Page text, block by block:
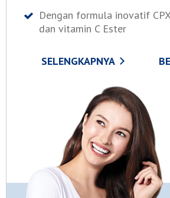
Dengan formula inovatif
dan vitamin C Ester
SELENGKAPNYA